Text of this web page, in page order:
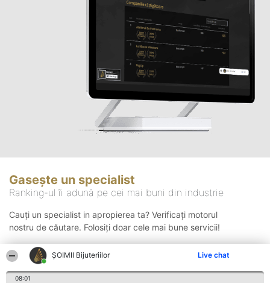
ŞOIMII Bijuteriilor Live chat
08:01
Gasește un specialist
Ranking-ul îi adună pe cei mai buni din industrie
Cauți un specialist in apropierea ta? Verificați motorul
nostru de căutare. Folosiți doar cele mai bune servicii!